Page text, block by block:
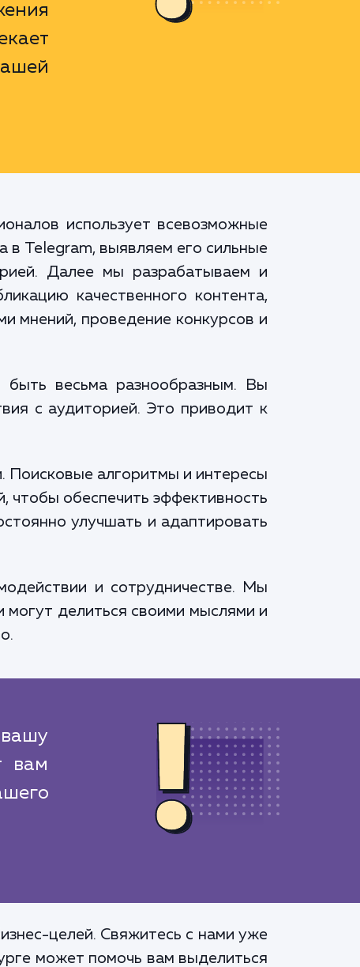
использует всевозможные
в Telegram, выявляем его сильные
Далее мы разрабатываем и
качественного контента,
мнений, проведение конкурсов и
весьма разнообразным. Вы
с аудиторией. Это приводит к
Поисковые алгоритмы и интересы
чтобы обеспечить эффективность
улучшать и адаптировать
и сотрудничестве. Мы
делиться своими мыслями и
вам
целей. Свяжитесь с нами уже
может помочь вам выделиться